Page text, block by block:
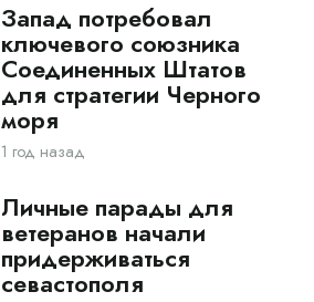
Запад потребовал
ключевого союзника
Соединенных Штатов
для стратегии Черного
моря
1 год назад
Личные парады для
ветеранов начали
придерживаться
севастополя